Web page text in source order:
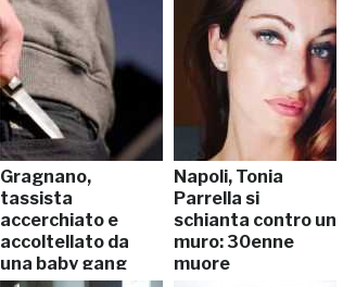
Gragnano,
tassista
accerchiato e
accoltellato da
una baby gang
Napoli, Tonia
Parrella si
schianta contro un
muro: 30enne
muore